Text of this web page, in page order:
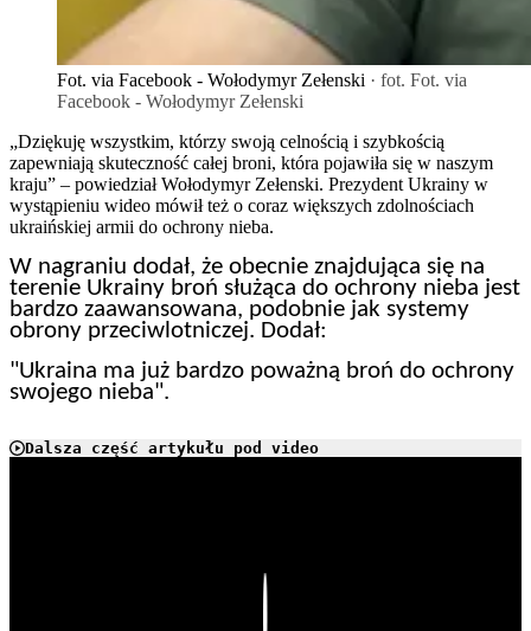
Fot. via Facebook - Wołodymyr Zełenski · fot. Fot. via
Facebook - Wołodymyr Zełenski
„Dziękuję wszystkim, którzy swoją celnością i szybkością
zapewniają skuteczność całej broni, która pojawiła się w naszym
kraju” – powiedział Wołodymyr Zełenski. Prezydent Ukrainy w
wystąpieniu wideo mówił też o coraz większych zdolnościach
ukraińskiej armii do ochrony nieba.
W nagraniu dodał, że obecnie znajdująca się na
terenie Ukrainy broń służąca do ochrony nieba jest
bardzo zaawansowana, podobnie jak systemy
obrony przeciwlotniczej. Dodał:
"Ukraina ma już bardzo poważną broń do ochrony
swojego nieba".
Dalsza część artykułu pod video